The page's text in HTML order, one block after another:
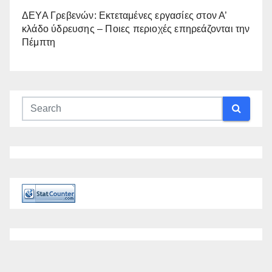
ΔΕΥΑ Γρεβενών: Εκτεταμένες εργασίες στον Α’
κλάδο ύδρευσης – Ποιες περιοχές επηρεάζονται την
Πέμπτη